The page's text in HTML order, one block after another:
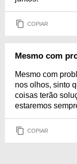
COPIAR
Mesmo com
Mesmo com
nos olhos, sinto
coisas terão
estaremos
COPIAR